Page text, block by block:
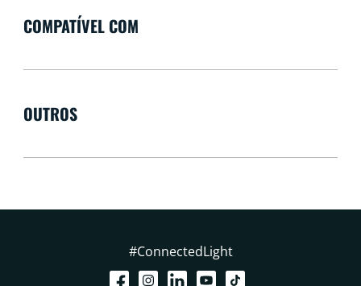
COMPATÍVEL COM
OUTROS
#ConnectedLight